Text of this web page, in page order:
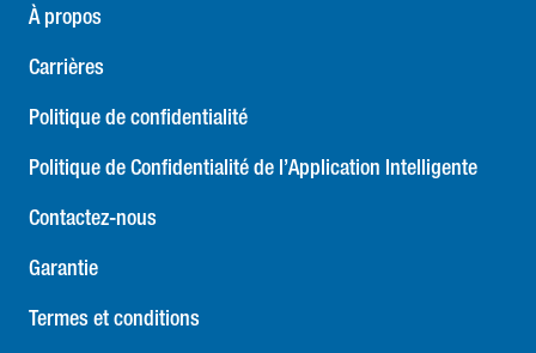
À propos
Carrières
Politique de confidentialité
Politique de Confidentialité de l’Application Intelligente
Contactez-nous
Garantie
Termes et conditions